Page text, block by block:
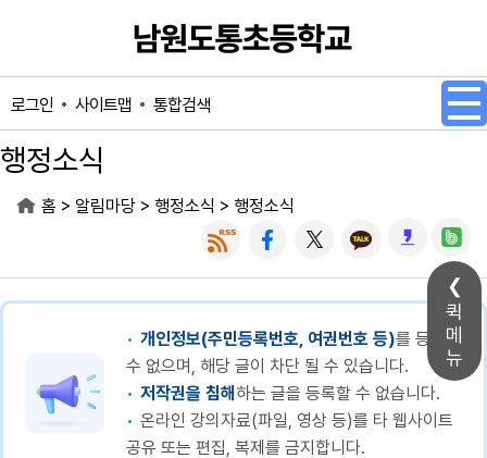
퀵
메
뉴
로그인 사이트맵 통합검색
행정소식
홈 > 알림마당 > 행정소식 > 행정소식
개인정보(주민등록번호, 여권번호 등)를 등록할
수 없으며, 해당 글이 차단 될 수 있습니다.
저작권을 침해하는 글을 등록할 수 없습니다.
온라인 강의자료(파일, 영상 등)를 타 웹사이트
공유 또는 편집, 복제를 금지합니다.